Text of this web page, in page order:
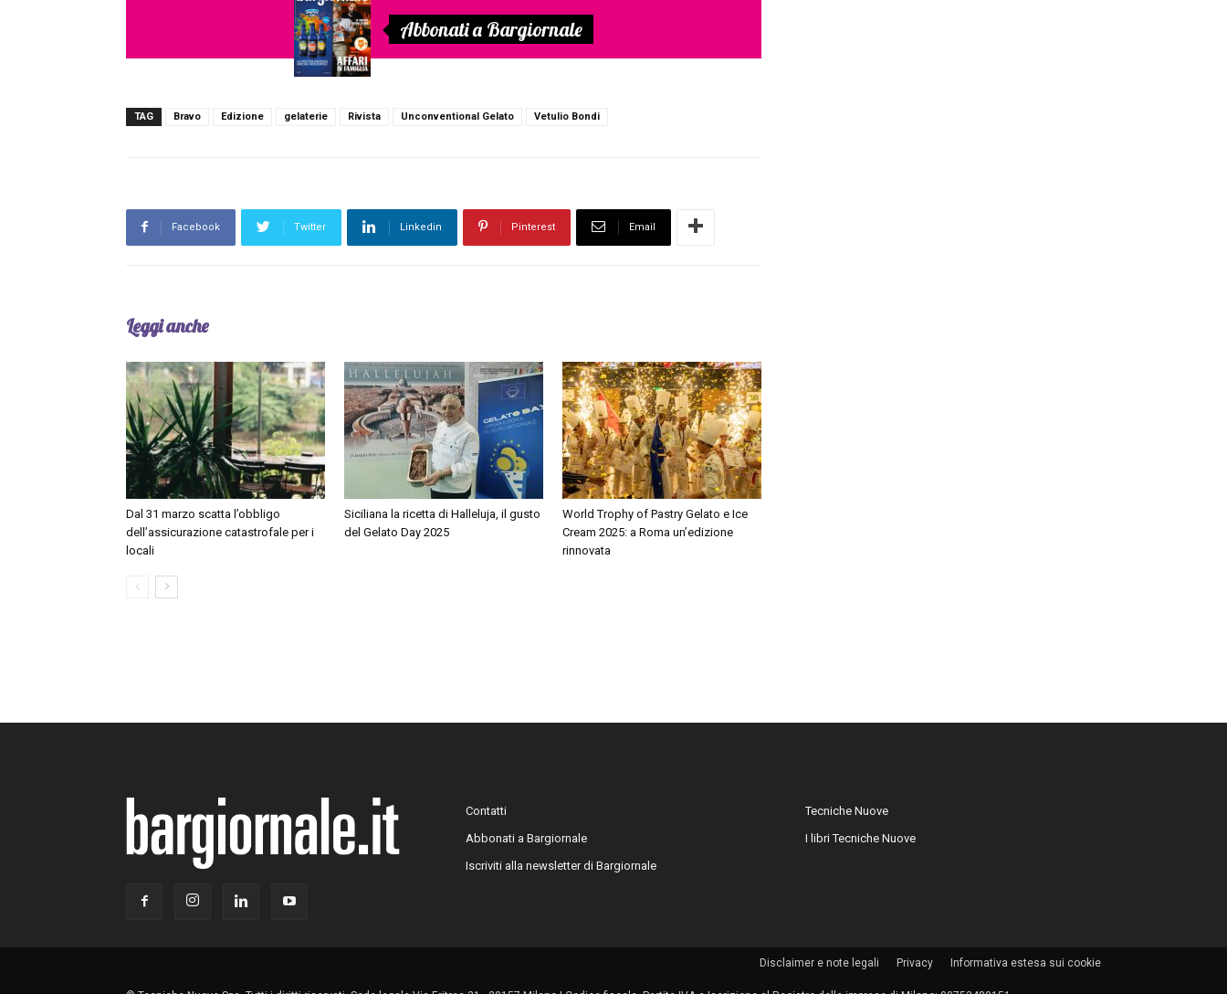
Abbonati a Bargiornale
TAG Bravo Edizione gelaterie Rivista Unconventional Gelato Vetulio Bondi
Facebook Twitter Linkedin Pinterest Email
Leggi anche
Dal 31 marzo scatta l’obbligo
dell’assicurazione catastrofale per i
locali
Siciliana la ricetta di Halleluja, il gusto
del Gelato Day 2025
World Trophy of Pastry Gelato e Ice
Cream 2025: a Roma un’edizione
rinnovata
Contatti
Abbonati a Bargiornale
Iscriviti alla newsletter di Bargiornale
Tecniche Nuove
I libri Tecniche Nuove
Disclaimer e note legali Privacy Informativa estesa sui cookie